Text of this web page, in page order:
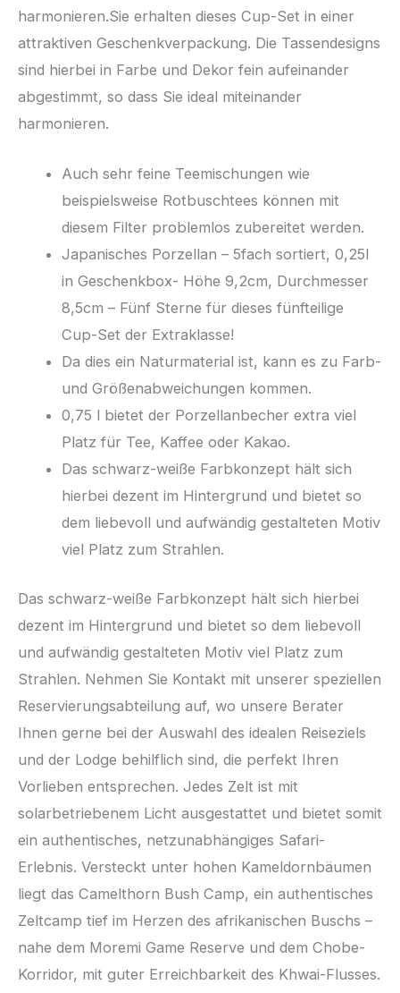
harmonieren.Sie erhalten dieses Cup-Set in einer
attraktiven Geschenkverpackung. Die Tassendesigns
sind hierbei in Farbe und Dekor fein aufeinander
abgestimmt, so dass Sie ideal miteinander
harmonieren.
Auch sehr feine Teemischungen wie
beispielsweise Rotbuschtees können mit
diesem Filter problemlos zubereitet werden.
Japanisches Porzellan – 5fach sortiert, 0,25l
in Geschenkbox- Höhe 9,2cm, Durchmesser
8,5cm – Fünf Sterne für dieses fünfteilige
Cup-Set der Extraklasse!
Da dies ein Naturmaterial ist, kann es zu Farb-
und Größenabweichungen kommen.
0,75 l bietet der Porzellanbecher extra viel
Platz für Tee, Kaffee oder Kakao.
Das schwarz-weiße Farbkonzept hält sich
hierbei dezent im Hintergrund und bietet so
dem liebevoll und aufwändig gestalteten Motiv
viel Platz zum Strahlen.
Das schwarz-weiße Farbkonzept hält sich hierbei
dezent im Hintergrund und bietet so dem liebevoll
und aufwändig gestalteten Motiv viel Platz zum
Strahlen. Nehmen Sie Kontakt mit unserer speziellen
Reservierungsabteilung auf, wo unsere Berater
Ihnen gerne bei der Auswahl des idealen Reiseziels
und der Lodge behilflich sind, die perfekt Ihren
Vorlieben entsprechen. Jedes Zelt ist mit
solarbetriebenem Licht ausgestattet und bietet somit
ein authentisches, netzunabhängiges Safari-
Erlebnis. Versteckt unter hohen Kameldornbäumen
liegt das Camelthorn Bush Camp, ein authentisches
Zeltcamp tief im Herzen des afrikanischen Buschs –
nahe dem Moremi Game Reserve und dem Chobe-
Korridor, mit guter Erreichbarkeit des Khwai-Flusses.